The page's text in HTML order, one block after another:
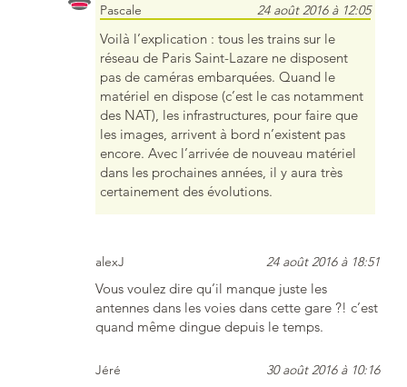
Pascale 24 août 2016 à 12:05
Voilà l’explication : tous les trains sur le
réseau de Paris Saint-Lazare ne disposent
pas de caméras embarquées. Quand le
matériel en dispose (c’est le cas notamment
des NAT), les infrastructures, pour faire que
les images, arrivent à bord n’existent pas
encore. Avec l’arrivée de nouveau matériel
dans les prochaines années, il y aura très
certainement des évolutions.
alexJ 24 août 2016 à 18:51
Vous voulez dire qu’il manque juste les
antennes dans les voies dans cette gare ?! c’est
quand même dingue depuis le temps.
Jéré 30 août 2016 à 10:16